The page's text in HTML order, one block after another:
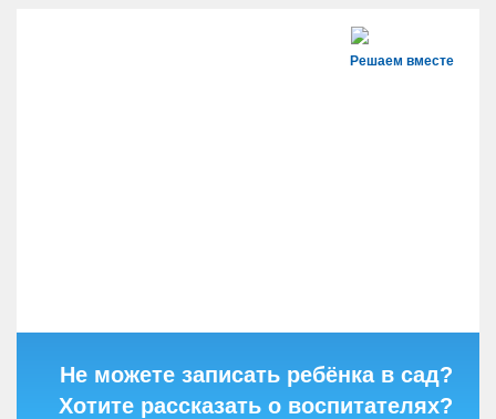
Решаем вместе
Не можете записать ребёнка в сад?
Хотите рассказать о воспитателях?